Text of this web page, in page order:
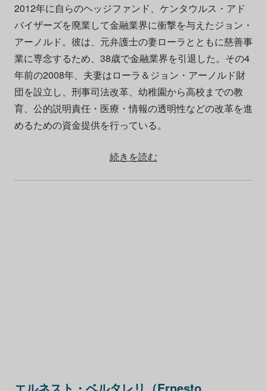
2012年に自らのヘッジファンド、ケンタウルス・アド
バイザーズを廃業して金融業界に衝撃を与えたジョン・
アーノルド。彼は、元弁護士の妻ローラとともに慈善事
業に専念するため、38歳で金融業界を引退した。その4
年前の2008年、夫妻はローラ＆ジョン・アーノルド財
団を設立し、刑事司法改革、幼稚園から高校までの教
育、公的説明責任・医療・情報の透明性などの改革を進
めるための資金提供を行っている。
続きを読む